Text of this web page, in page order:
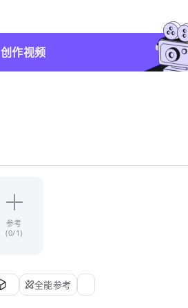
创作视频
参考
(0/1)
全能参考